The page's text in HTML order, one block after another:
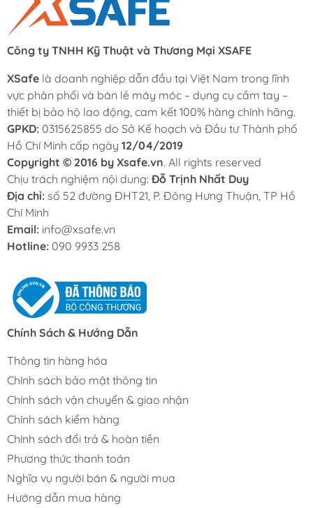
Công ty TNHH Kỹ Thuật và Thương Mại XSAFE
XSafe là doanh nghiệp dẫn đầu tại Việt Nam trong lĩnh
vực phân phối và bán lẻ máy móc – dụng cụ cầm tay –
thiết bị bảo hộ lao động, cam kết 100% hàng chính hãng.
GPKD: 0315625855 do Sở Kế hoạch và Đầu tư Thành phố
Hồ Chí Minh cấp ngày 12/04/2019
Copyright © 2016 by Xsafe.vn. All rights reserved
Chịu trách nghiệm nội dung: Đỗ Trịnh Nhất Duy
Địa chỉ: số 52 đường ĐHT21, P. Đông Hưng Thuận, TP Hồ
Chí Minh
Email: info@xsafe.vn
Hotline: 090 9933 258
Chính Sách & Hướng Dẫn
Thông tin hàng hóa
Chính sách bảo mật thông tin
Chính sách vận chuyển & giao nhận
Chính sách kiểm hàng
Chính sách đổi trả & hoàn tiền
Phương thức thanh toán
Nghĩa vụ người bán & người mua
Hướng dẫn mua hàng